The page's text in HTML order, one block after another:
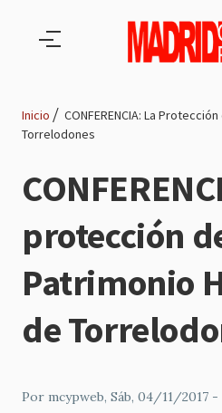
de
navegación
Inicio
CONFERENCIA: La
Torrelodones
protección
Patrimonio
de
Por mcypweb, Sáb, 04/11/2017 -